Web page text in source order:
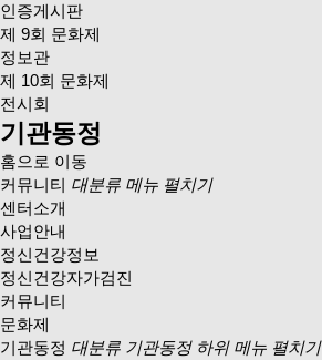
인증게시판
제 9회 문화제
정보관
제 10회 문화제
전시회
기관동정
홈으로 이동
커뮤니티 대분류 메뉴 펼치기
센터소개
사업안내
정신건강정보
정신건강자가검진
커뮤니티
문화제
기관동정 대분류 기관동정 하위 메뉴 펼치기